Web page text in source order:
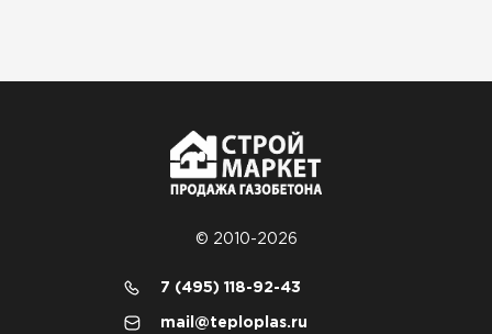
© 2010-2026
7 (495) 118-92-43
mail@teploplas.ru
Сэндвич-панели
ПЕРЕЙТИ
ПЕРЕЙТИ